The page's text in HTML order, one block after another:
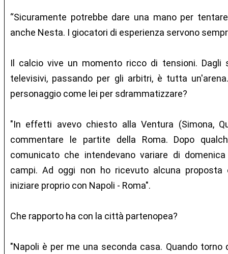
“Sicuramente potrebbe dare una mano per
anche Nesta. I giocatori di esperienza servono
Il calcio vive un momento ricco di tensioni.
televisivi, passando per gli arbitri, è tutta
personaggio come lei per sdrammatizzare?
"In effetti avevo chiesto alla Ventura (Simona,
commentare le partite della Roma. Dopo
comunicato che intendevano variare di
campi. Ad oggi non ho ricevuto alcuna proposta
iniziare proprio con Napoli - Roma".
Che rapporto ha con la città partenopea?
"Napoli è per me una seconda casa. Quando torno